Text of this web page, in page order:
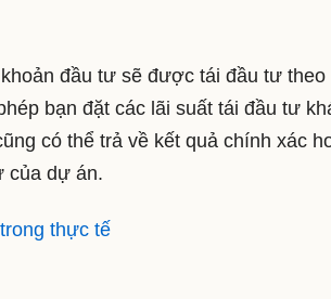
đầu tư sẽ được tái đầu tư theo
bạn đặt các lãi suất tái đầu tư
có thể trả về kết quả chính xác
của dự án.
thực tế